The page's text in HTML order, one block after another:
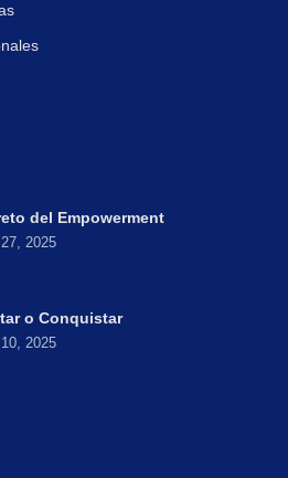
del Empowerment
2025
o Conquistar
2025